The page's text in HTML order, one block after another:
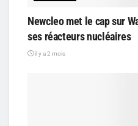
Newcleo met le cap sur
ses réacteurs nucléaires
il y a 2 mois